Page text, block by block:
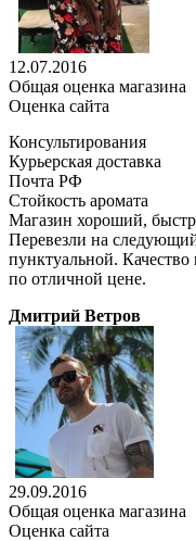
12.07.2016
Общая оценка магазина
Оценка сайта
Консультирования
Курьерская доставка
Почта РФ
Стойкость аромата
Магазин хороший,
Перевезли на
пунктуальной.
по отличной цене.
Дмитрий Ветров
29.09.2016
Общая оценка магазина
Оценка сайта